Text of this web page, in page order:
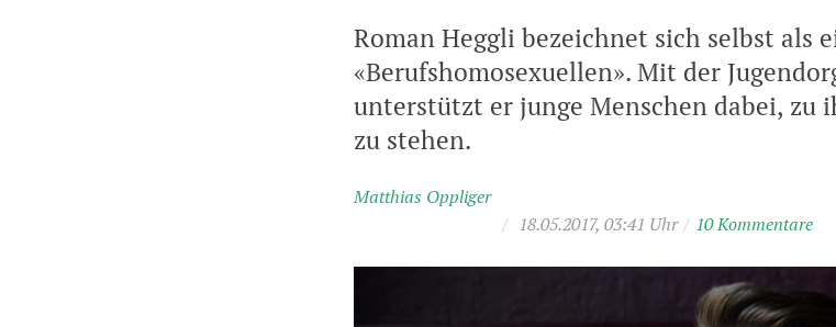
Roman Heggli bezeichnet sich selbst als
«Berufshomosexuellen». Mit der
unterstützt er junge Menschen dabei, zu
zu stehen.
Matthias Oppliger
/ 18.05.2017, 03:41 Uhr / 10 Kommentare